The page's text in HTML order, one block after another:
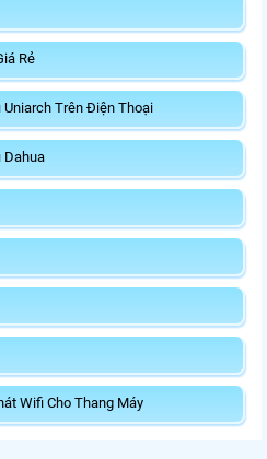
Rẻ
Trên Điện Thoại
Dahua
Wifi Cho Thang Máy